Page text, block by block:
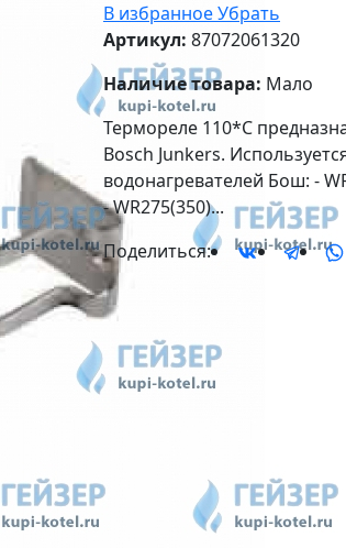
В избранноеУбрать
Артикул: 87072061320
Наличие товара: Мало
Термореле 110*С
Bosch Junkers.
водонагревателей Бош: -
- WR275(350)...
Поделиться: